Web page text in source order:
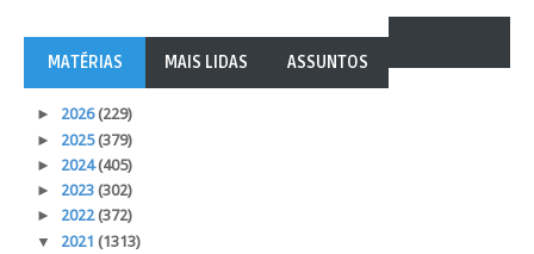
MATÉRIAS MAIS LIDAS ASSUNTOS
► 2026(229)
► 2025(379)
► 2024(405)
► 2023 (302)
► 2022(372)
▼ 2021 (1313)